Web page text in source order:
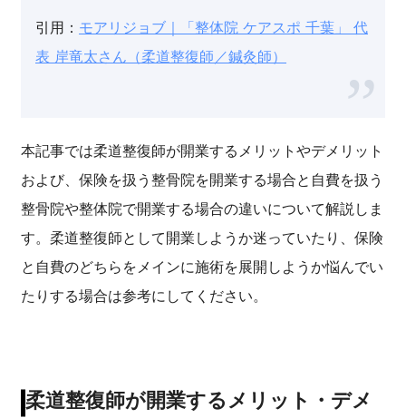
引用： モアリジョブ｜「整体院 ケアスポ 千葉」 代
表 岸竜太さん（柔道整復師／鍼灸師）
本記事では柔道整復師が開業するメリットやデメリット
および、保険を扱う整骨院を開業する場合と自費を扱う
整骨院や整体院で開業する場合の違いについて解説しま
す。柔道整復師として開業しようか迷っていたり、保険
と自費のどちらをメインに施術を展開しようか悩んでい
たりする場合は参考にしてください。
柔道整復師が開業するメリット・デメ